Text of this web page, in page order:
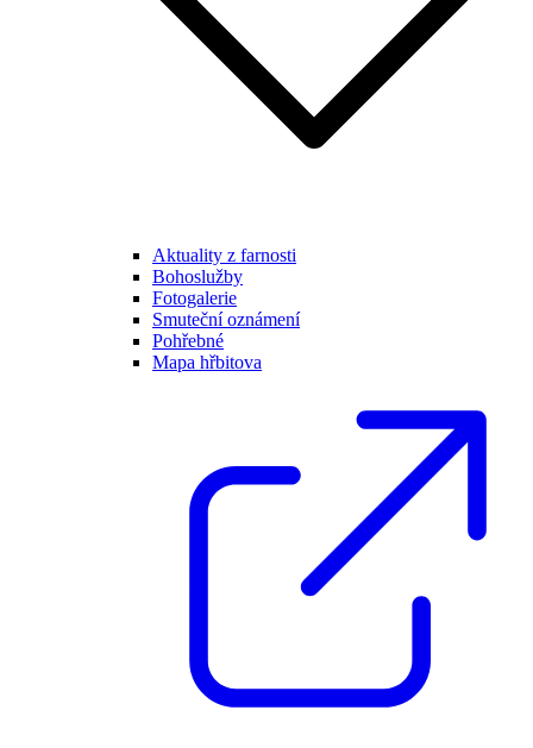
Aktuality z farnosti
Bohoslužby
Fotogalerie
Smuteční oznámení
Pohřebné
Mapa hřbitova